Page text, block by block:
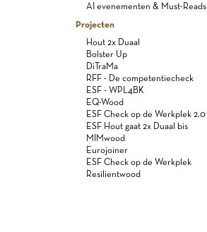
AI evenementen & Must-Reads
Projecten
Hout 2x Duaal
Bolster Up
DiTraMa
RFF - De competentiecheck
ESF - WPL4BK
EQ-Wood
ESF Check op de Werkplek 2.0
ESF Hout gaat 2x Duaal bis
MIMwood
Eurojoiner
ESF Check op de Werkplek
Resilientwood